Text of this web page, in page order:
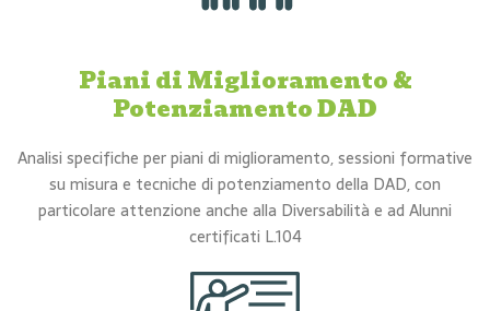
Piani di Miglioramento &
Potenziamento DAD
Analisi specifiche per piani di miglioramento, sessioni formative
su misura e tecniche di potenziamento della DAD, con
particolare attenzione anche alla Diversabilità e ad Alunni
certificati L.104